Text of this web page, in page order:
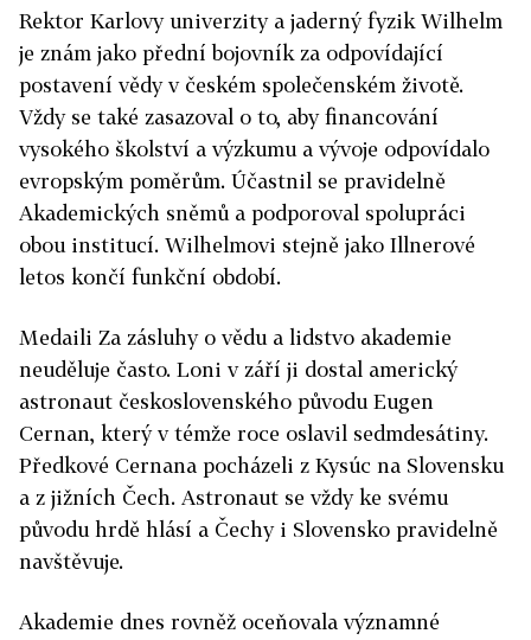
Rektor Karlovy univerzity a jaderný fyzik Wilhelm
je znám jako přední bojovník za odpovídající
postavení vědy v českém společenském životě.
Vždy se také zasazoval o to, aby financování
vysokého školství a výzkumu a vývoje odpovídalo
evropským poměrům. Účastnil se pravidelně
Akademických sněmů a podporoval spolupráci
obou institucí. Wilhelmovi stejně jako Illnerové
letos končí funkční období.
Medaili Za zásluhy o vědu a lidstvo akademie
neuděluje často. Loni v září ji dostal americký
astronaut československého původu Eugen
Cernan, který v témže roce oslavil sedmdesátiny.
Předkové Cernana pocházeli z Kysúc na Slovensku
a z jižních Čech. Astronaut se vždy ke svému
původu hrdě hlásí a Čechy i Slovensko pravidelně
navštěvuje.
Akademie dnes rovněž oceňovala významné